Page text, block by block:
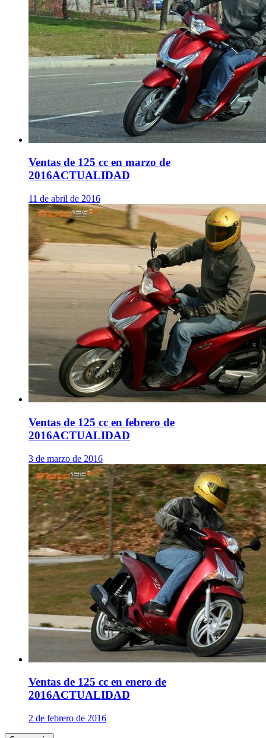
Ventas de 125 cc en marzo de
2016ACTUALIDAD
11 de abril de 2016
Ventas de 125 cc en febrero de
2016ACTUALIDAD
3 de marzo de 2016
Ventas de 125 cc en enero de
2016ACTUALIDAD
2 de febrero de 2016